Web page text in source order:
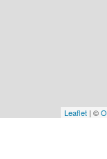
Leaflet | ©